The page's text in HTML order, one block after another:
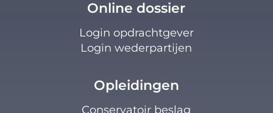
Online dossier
Login opdrachtgever
Login wederpartijen
Opleidingen
Conservatoir beslag